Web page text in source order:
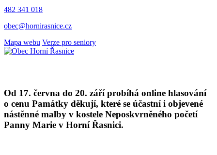
482 341 018
obec@hornirasnice.cz
Mapa webu Verze pro seniory
Od 17. června do 20. září probíhá online hlasování
o cenu Památky děkují, které se účastní i objevené
nástěnné malby v kostele Neposkvrněného početí
Panny Marie v Horní Řasnici.